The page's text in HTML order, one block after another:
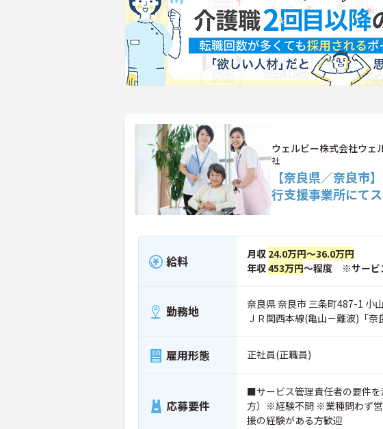
ウェルビー株式会社ウェ
社
【奈良県／奈良市
行支援事業所にて
給料 月収 24.0万円～36.0万円
年収453万円～程度 ※サービ
勤務地
奈良県 奈良市 三条町487-1 小
ＪＲ関西本線(亀山－難波)「奈
雇用形態 正社員(正職員)
応募要件
■サービス管理責任者の要件
方）※経験不問 ※業種問わず
援の経験がある方歓迎